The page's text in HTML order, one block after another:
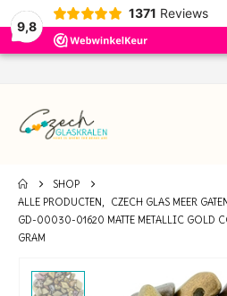
9,8
1371 Reviews
SHOP
ALLE PRODUCTEN, CZECH GLAS MEER
GD-00030-01620 MATTE METALLIC GOLD
GRAM